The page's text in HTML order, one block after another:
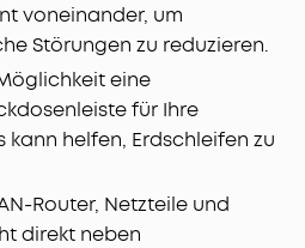
voneinander, um
Störungen zu reduzieren.
eine
für Ihre
kann helfen, Erdschleifen zu
Router, Netzteile und
direkt neben